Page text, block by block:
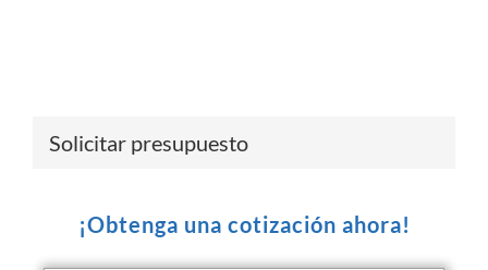
Solicitar presupuesto
¡Obtenga una cotización ahora!